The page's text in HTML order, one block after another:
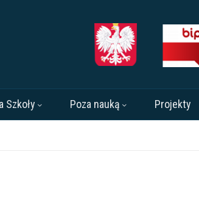
Szkoły Poza nauką Projekty